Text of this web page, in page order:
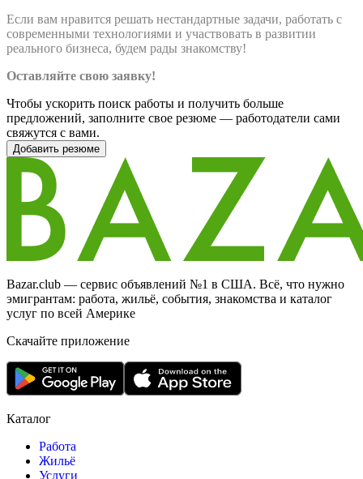
Если вам нравится решать нестандартные задачи, работать с
современными технологиями и участвовать в развитии
реального бизнеса, будем рады знакомству!
Оставляйте свою заявку!
Чтобы ускорить поиск работы и получить больше
предложений, заполните свое резюме — работодатели сами
свяжутся с вами.
Добавить резюме
Bazar.club — сервис объявлений №1 в США. Всё, что нужно
эмигрантам: работа, жильё, события, знакомства и каталог
услуг по всей Америке
Скачайте приложение
Каталог
Работа
Жильё
Услуги